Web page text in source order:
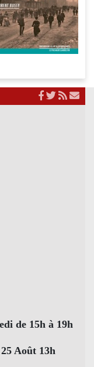
de 15h à 19h
Août 13h